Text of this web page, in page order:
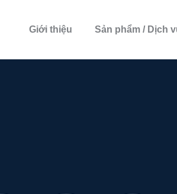
Giới thiệu Sản phẩm / Dịch